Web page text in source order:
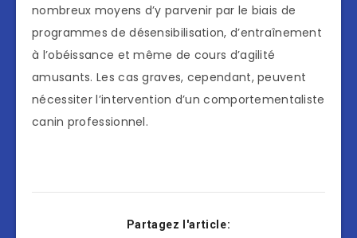
nombreux moyens d’y parvenir par le biais de
programmes de désensibilisation, d’entraînement
à l’obéissance et même de cours d’agilité
amusants. Les cas graves, cependant, peuvent
nécessiter l’intervention d’un comportementaliste
canin professionnel.
Partagez l'article: